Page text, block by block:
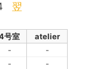
翌
号室
atelier
-
-
-
-